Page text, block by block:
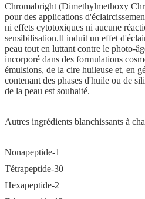
Chromabright (Dimethylmethoxy
pour des applications
ni effets cytotoxiques ni aucune
sensibilisation.Il induit un effet
peau tout en luttant contre le photo-
incorporé dans des formulations
émulsions, de la cire huileuse et, en
contenant des phases d'huile ou de
de la peau est souhaité.
Autres ingrédients blanchissants à
Nonapeptide-1
Tétrapeptide-30
Hexapeptide-2